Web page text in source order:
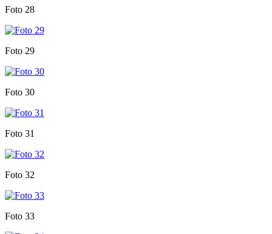
Foto 28
Foto 29
Foto 30
Foto 31
Foto 32
Foto 33